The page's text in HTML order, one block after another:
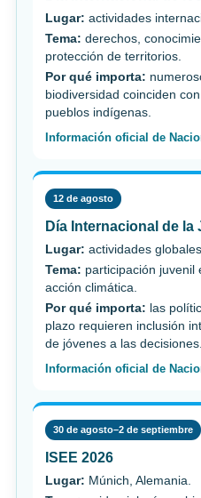
Lugar: actividades
Tema: derechos,
protección de territorios.
Por qué importa:
biodiversidad coinciden
pueblos indígenas.
Información oficial de
12 de agosto
Día Internacional de la
Lugar: actividades
Tema: participación juvenil
acción climática.
Por qué importa: las
plazo requieren inclusión
de jóvenes a las decisiones.
Información oficial de
30 de agosto–2 de septiembre
ISEE 2026
Lugar: Múnich, Alemania.